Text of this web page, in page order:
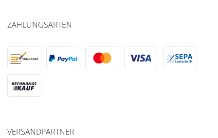
ZAHLUNGSARTEN
VERSANDPARTNER